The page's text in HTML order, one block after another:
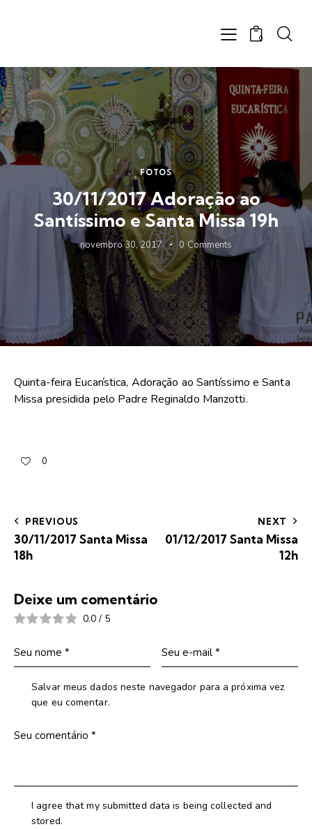
0
FOTOS
30/11/2017 Adoração ao
Santíssimo e Santa Missa 19h
novembro 30, 2017 0 Comments
Quinta-feira Eucarística, Adoração ao Santíssimo e Santa
Missa presidida pelo Padre Reginaldo Manzotti.
0
PREVIOUS
30/11/2017 Santa Missa
18h
NEXT
01/12/2017 Santa Missa
12h
Deixe um comentário
0.0 / 5
Salvar meus dados neste navegador para a próxima vez
que eu comentar.
I agree that my submitted data is being collected and
stored.